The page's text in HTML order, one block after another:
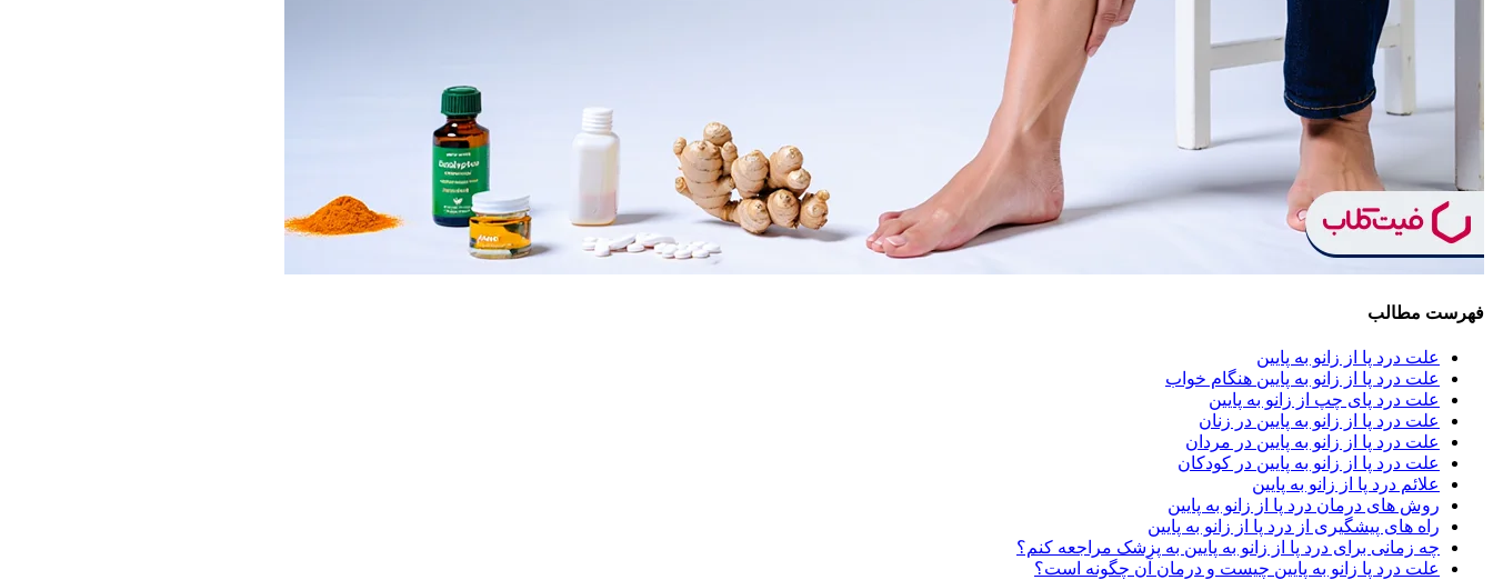
فهرست مطالب
علت درد پا از زانو به پایین
علت درد پا از زانو به پایین هنگام خواب
علت درد پای چپ از زانو به پایین
علت درد پا از زانو به پایین در زنان
علت درد پا از زانو به پایین در مردان
علت درد پا از زانو به پایین در کودکان
علائم درد پا از زانو به پایین
روش های درمان درد پا از زانو به پایین
راه های پیشگیری از درد پا از زانو به پایین
چه زمانی برای درد پا از زانو به پایین به پزشک مراجعه کنم؟
علت درد پا زانو به پایین چیست و درمان آن چگونه است؟